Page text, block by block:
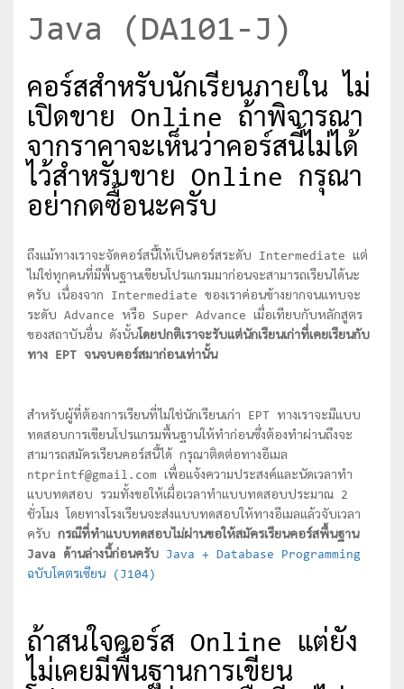
Java (DA101-J)
คอร์สสำหรับนักเรียนภายใน ไม่
เปิดขาย Online ถ้าพิจารณา
จากราคาจะเห็นว่าคอร์สนี้ไม่ได้
ไว้สำหรับขาย Online กรุณา
อย่ากดซื้อนะครับ
ถึงแม้ทางเราจะจัดคอร์สนี้ให้เป็นคอร์สระดับ Intermediate แต่
ไม่ใช่ทุกคนที่มีพื้นฐานเขียนโปรแกรมมาก่อนจะสามารถเรียนได้นะ
ครับ เนื่องจาก Intermediate ของเราค่อนข้างยากจนแทบจะ
ระดับ Advance หรือ Super Advance เมื่อเทียบกับหลักสูตร
ของสถาบันอื่น ดังนั้นโดยปกติเราจะรับแต่นักเรียนเก่าที่เคยเรียนกับ
ทาง EPT จนจบคอร์สมาก่อนเท่านั้น
สำหรับผู้ที่ต้องการเรียนที่ไม่ใช่นักเรียนเก่า EPT ทางเราจะมีแบบ
ทดสอบการเขียนโปรแกรมพื้นฐานให้ทำก่อนซึ่งต้องทำผ่านถึงจะ
สามารถสมัครเรียนคอร์สนี้ได้ กรุณาติดต่อทางอีเมล
ntprintf@gmail.com เพื่อแจ้งความประสงค์และนัดเวลาทำ
แบบทดสอบ รวมทั้งขอให้เผื่อเวลาทำแบบทดสอบประมาณ 2
ชั่วโมง โดยทางโรงเรียนจะส่งแบบทดสอบให้ทางอีเมลแล้วจับเวลา
ครับ กรณีที่ทำแบบทดสอบไม่ผ่านขอให้สมัครเรียนคอร์สพื้นฐาน
Java ด้านล่างนี้ก่อนครับ
Java + Database Programming
ฉบับโคตรเซียน (J104)
ถ้าสนใจคอร์ส Online แต่ยัง
ไม่เคยมีพื้นฐานการเขียน